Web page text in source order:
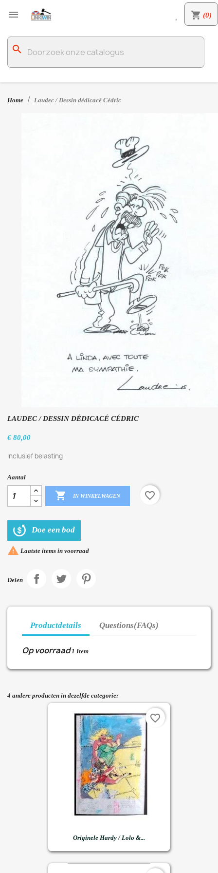
 shopping_cart (0)

search
Home Laudec / Dessin dédicacé Cédric
LAUDEC / DESSIN DÉDICACÉ CÉDRIC
€ 80,00
Inclusief belasting
Aantal
 IN WINKELWAGEN favorite_border
Doe een bod
 Laatste items in voorraad
Delen
Productdetails Questions(FAQs)
Op voorraad 1 Item
4 andere producten in dezelfde categorie:
Originele Hardy / Lolo &...
favorite_border